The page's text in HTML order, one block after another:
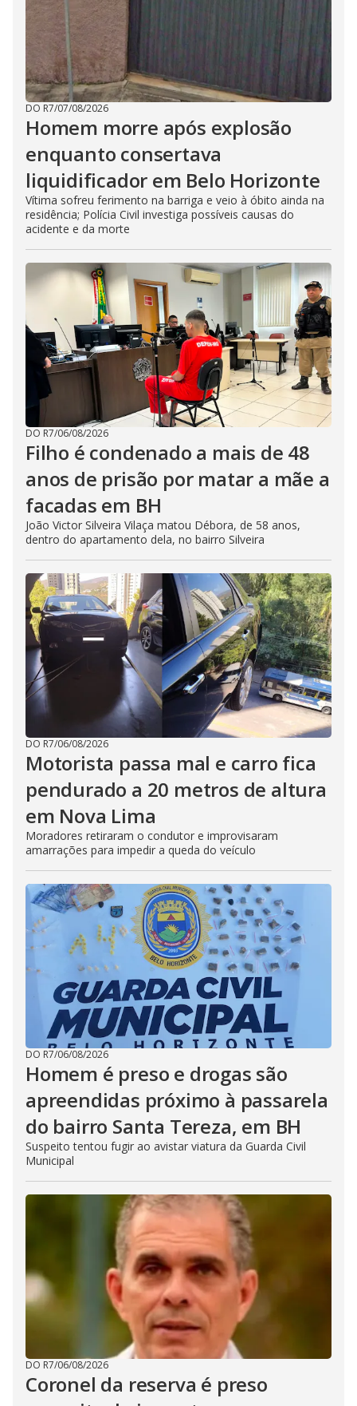
DO R7/07/08/2026
Homem morre após explosão
enquanto consertava
liquidificador em Belo Horizonte
Vítima sofreu ferimento na barriga e veio à óbito ainda na
residência; Polícia Civil investiga possíveis causas do
acidente e da morte
DO R7/06/08/2026
Filho é condenado a mais de 48
anos de prisão por matar a mãe a
facadas em BH
João Victor Silveira Vilaça matou Débora, de 58 anos,
dentro do apartamento dela, no bairro Silveira
DO R7/06/08/2026
Motorista passa mal e carro fica
pendurado a 20 metros de altura
em Nova Lima
Moradores retiraram o condutor e improvisaram
amarrações para impedir a queda do veículo
DO R7/06/08/2026
Homem é preso e drogas são
apreendidas próximo à passarela
do bairro Santa Tereza, em BH
Suspeito tentou fugir ao avistar viatura da Guarda Civil
Municipal
DO R7/06/08/2026
Coronel da reserva é preso